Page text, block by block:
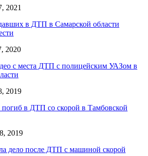
2021
в ДТП в Самарской области
2020
с места ДТП с полицейским УАЗом в
2019
в ДТП со скорой в Тамбовской
2019
дело после ДТП с машиной скорой